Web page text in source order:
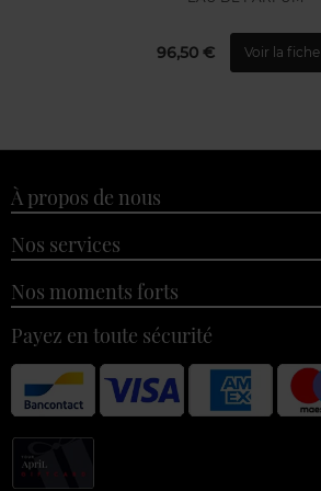
96,50 € Voir la fiche
À propos de nous
Nos services
Nos moments forts
Payez en toute sécurité